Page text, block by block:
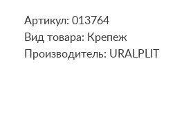
Артикул: 013764
Вид товара: Крепеж
Производитель: URALPLIT